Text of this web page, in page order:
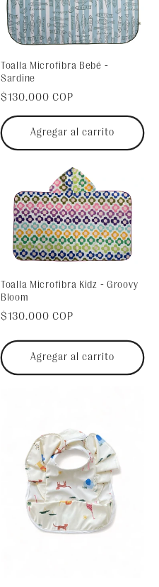
Toalla Microfibra Bebé -
Sardine
Precio
habitual
$130.000 COP
Agregar al carrito
Toalla Microfibra Kidz - Groovy
Bloom
Precio
$130.000 COP
Agregar al carrito